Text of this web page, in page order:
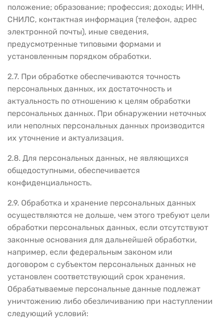
положение; образование; профессия; доходы; ИНН,
СНИЛС, контактная информация (телефон, адрес
электронной почты), иные сведения,
предусмотренные типовыми формами и
установленным порядком обработки.
2.7. При обработке обеспечиваются точность
персональных данных, их достаточность и
актуальность по отношению к целям обработки
персональных данных. При обнаружении неточных
или неполных персональных данных производится
их уточнение и актуализация.
2.8. Для персональных данных, не являющихся
общедоступными, обеспечивается
конфиденциальность.
2.9. Обработка и хранение персональных данных
осуществляются не дольше, чем этого требуют цели
обработки персональных данных, если отсутствуют
законные основания для дальнейшей обработки,
например, если федеральным законом или
договором с субъектом персональных данных не
установлен соответствующий срок хранения.
Обрабатываемые персональные данные подлежат
уничтожению либо обезличиванию при наступлении
следующий условий: